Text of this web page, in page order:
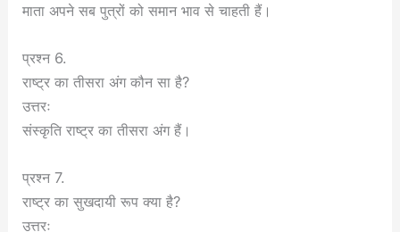
माता अपने सब पुत्रों को समान भाव से चाहती हैं।
प्रश्न 6.
राष्ट्र का तीसरा अंग कौन सा है?
उत्तरः
संस्कृति राष्ट्र का तीसरा अंग हैं।
प्रश्न 7.
राष्ट्र का सुखदायी रूप क्या है?
उत्तरः